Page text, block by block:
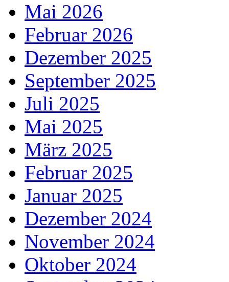
Mai 2026
Februar 2026
Dezember 2025
September 2025
Juli 2025
Mai 2025
März 2025
Februar 2025
Januar 2025
Dezember 2024
November 2024
Oktober 2024